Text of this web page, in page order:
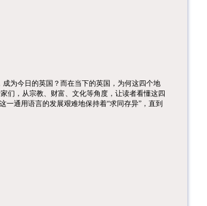
为今日的英国？而在当下的英国，为何这四个地
们，从宗教、财富、文化等角度，让读者看懂这四
通用语言的发展艰难地保持着“求同存异”，直到